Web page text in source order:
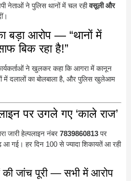
नेताओं ने पुलिस थानों में चल रहीवसूली और
आरोप — “थानों में
बिक रहा है!”
ने खुलकर कहा कि आगरा में कानून
में दलालों का बोलबाला है, और पुलिस खुलेआम
पर उगले गए ‘काले राज’
जारी हेल्पलाइन नंबर 7839860813पर
आ गई। हर दिन 100 से ज्यादा शिकायतें आ रही
जांच पूरी — सभी में आरोप